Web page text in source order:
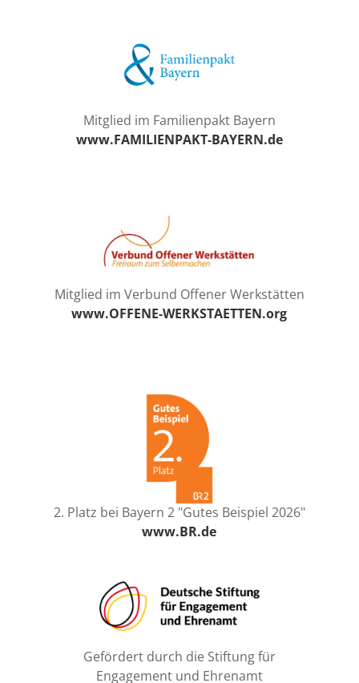
Mitglied im Familienpakt Bayern
www.FAMILIENPAKT-BAYERN.de
Mitglied im Verbund Offener Werkstätten
www.OFFENE-WERKSTAETTEN.org
2. Platz bei Bayern 2 "Gutes Beispiel 2026"
www.BR.de
Gefördert durch die Stiftung für
Engagement und Ehrenamt